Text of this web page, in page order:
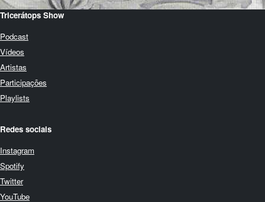
Tricerátops Show
Podcast
Vídeos
Artistas
Participações
Playlists
Redes sociais
Instagram
Spotify
Twitter
YouTube